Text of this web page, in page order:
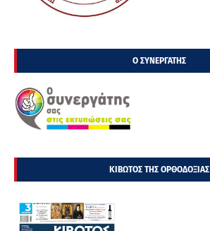
Ο ΣΥΝΕΡΓΑΤΗΣ
ΚΙΒΩΤΟΣ ΤΗΣ ΟΡΘΟΔΟΞΙΑΣ